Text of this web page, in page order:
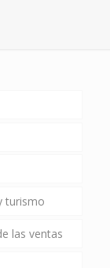
turismo
las ventas